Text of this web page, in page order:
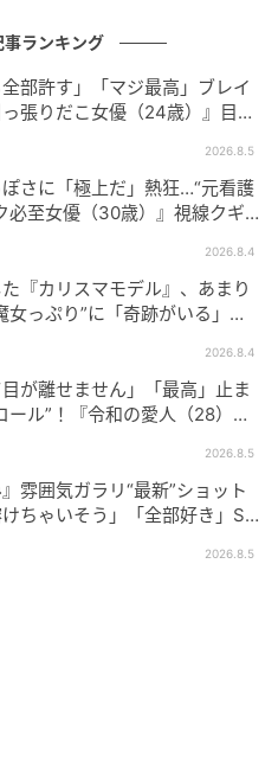
プスの色に合わせた美し
だわりが詰まったカラー
ァッションセンスが光り
ちゃん、きれい！」「う
」「桃月なしこさん似合
のコメントが届いていま
ットだぜ！」大好き
棒ショットに歓喜
事ランキング
全部許す」「マジ最高」ブレイ
張りだこ女優（24歳）』目が
2026.8.5
さに「極上だ」熱狂…“元看護
必至女優（30歳）』視線クギ
2026.8.4
『カリスマモデル』、あまり
女っぷり”に「奇跡がいる」
2026.8.4
目が離せません」「最高」止ま
ール”！『令和の愛人（28）』
2026.8.5
』雰囲気ガラリ“最新”ショット
ちゃいそう」「全部好き」SN
2026.8.5